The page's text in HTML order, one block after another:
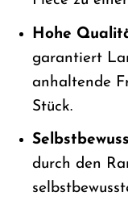
Hohe
garantiert
anhaltende
Stück.
durch den